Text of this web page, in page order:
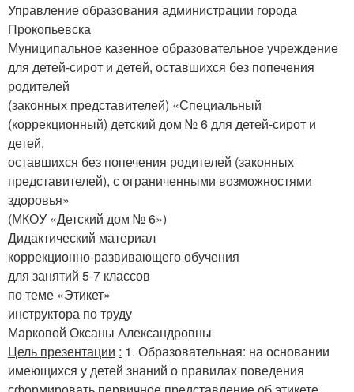
Управление образования администрации города
Прокопьевска
Муниципальное казенное образовательное учреждение
для детей-сирот и детей, оставшихся без попечения
родителей
(законных представителей) «Специальный
(коррекционный) детский дом № 6 для детей-сирот и
детей,
оставшихся без попечения родителей (законных
представителей), с ограниченными возможностями
здоровья»
(МКОУ «Детский дом № 6»)
Дидактический материал
коррекционно-развивающего обучения
для занятий 5-7 классов
по теме «Этикет»
инструктора по труду
Марковой Оксаны Александровны
Цель презентации : 1. Образовательная: на основании
имеющихся у детей знаний о правилах поведения